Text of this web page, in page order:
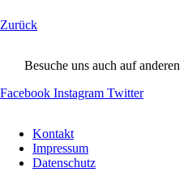
Zurück
Besuche uns auch auf
Facebook Instagram Twitter
überspringen
Kontakt
Impressum
Datenschutz